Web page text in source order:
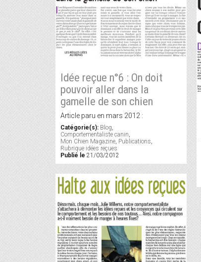
Idée reçue n°6 : On doit
pouvoir aller dans la
gamelle de son chien
Article paru en mars 2012 :
Catégorie(s): Blog,
Comportementaliste canin,
Mon Chien Magazine, Publications,
Rubrique idées reçues
Publié le 21/03/2012